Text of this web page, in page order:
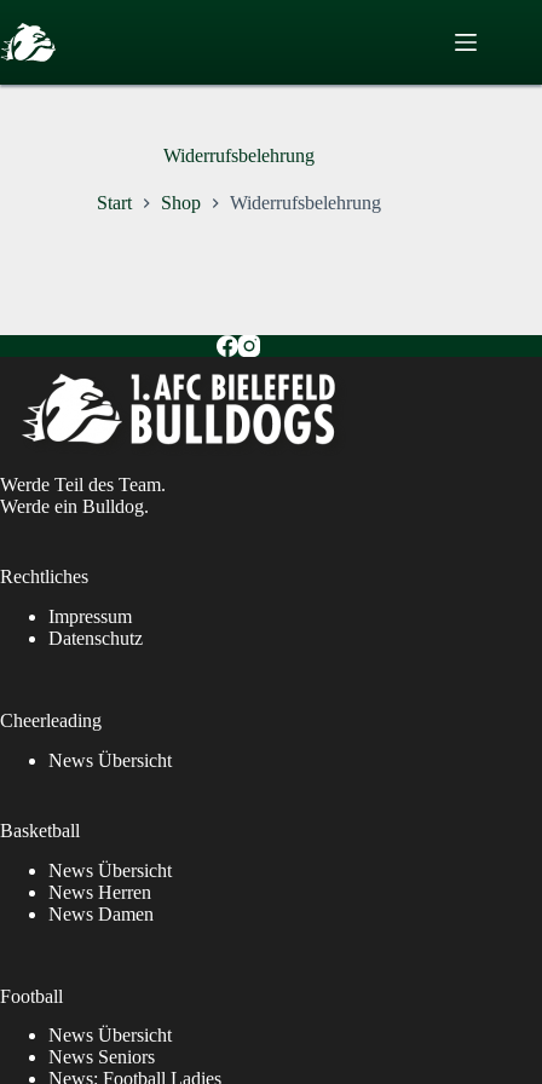
Inhalt
springen
Widerrufsbelehrung
Start Shop Widerrufsbelehrung
Werde Teil des Team.
Werde ein Bulldog.
Rechtliches
Impressum
Datenschutz
Cheerleading
News Übersicht
Basketball
News Übersicht
News Herren
News Damen
Football
News Übersicht
News Seniors
News: Football Ladies